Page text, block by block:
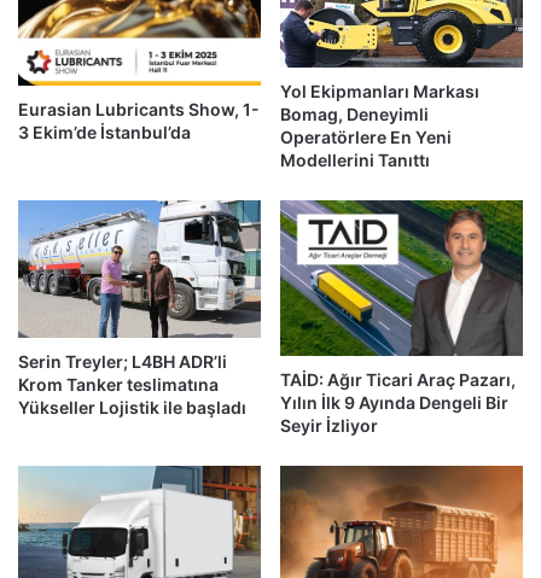
Eurasian Lubricants Show, 1-
3 Ekim’de İstanbul’da
Yol Ekipmanları Markası
Bomag, Deneyimli
Operatörlere En Yeni
Modellerini Tanıttı
Serin Treyler; L4BH ADR’li
Krom Tanker teslimatına
Yükseller Lojistik ile başladı
TAİD: Ağır Ticari Araç Pazarı,
Yılın İlk 9 Ayında Dengeli Bir
Seyir İzliyor